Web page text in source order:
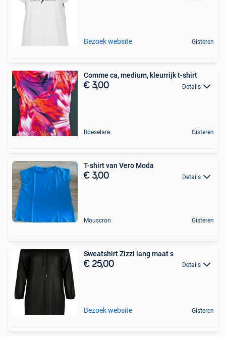
Bezoek website Gisteren
Comme ca, medium, kleurrijk t-shirt
€ 3,00 Details
Roeselare Gisteren
T-shirt van Vero Moda
€ 3,00 Details
Mouscron Gisteren
Sweatshirt Zizzi lang maat s
€ 25,00 Details
Bezoek website Gisteren